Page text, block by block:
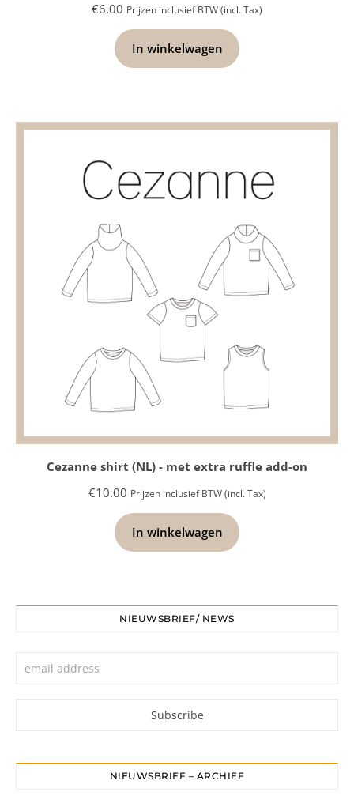
€6.00 Prijzen inclusief BTW (incl. Tax)
In winkelwagen
Cezanne shirt (NL) - met extra ruffle add-on
€10.00 Prijzen inclusief BTW (incl. Tax)
In winkelwagen
NIEUWSBRIEF/ NEWS
NIEUWSBRIEF – ARCHIEF